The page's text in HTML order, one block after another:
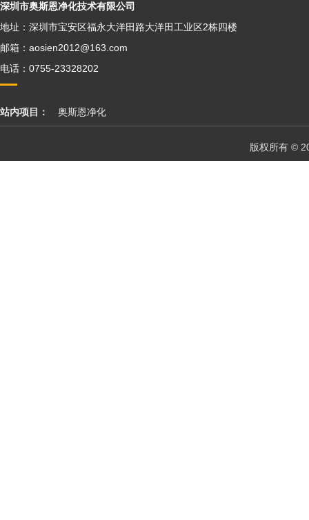
深圳市奥斯恩净化技术有限公司
地址：深圳市宝安区福永大洋田路大洋田工业区2栋四楼
邮箱：aosien2012@163.com
电话：0755-23328202
站内项目： 奥斯恩净化
版权所有 ©